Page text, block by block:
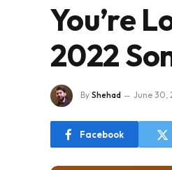
You’re
2022
By Shehad June 30,
Facebook